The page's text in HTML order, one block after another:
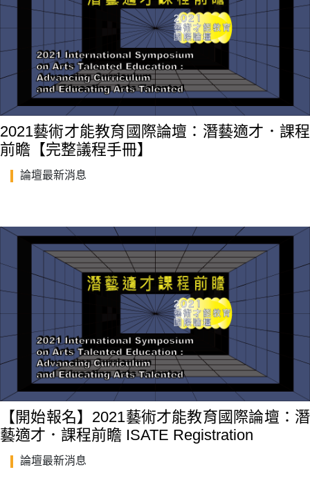
2021藝術才能教育國際論壇：潛藝適才．課程
前瞻【完整議程手冊】
論壇最新消息
【開始報名】2021藝術才能教育國際論壇：潛
藝適才．課程前瞻 ISATE Registration
論壇最新消息